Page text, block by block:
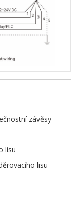
závěsy
lisu
lisu